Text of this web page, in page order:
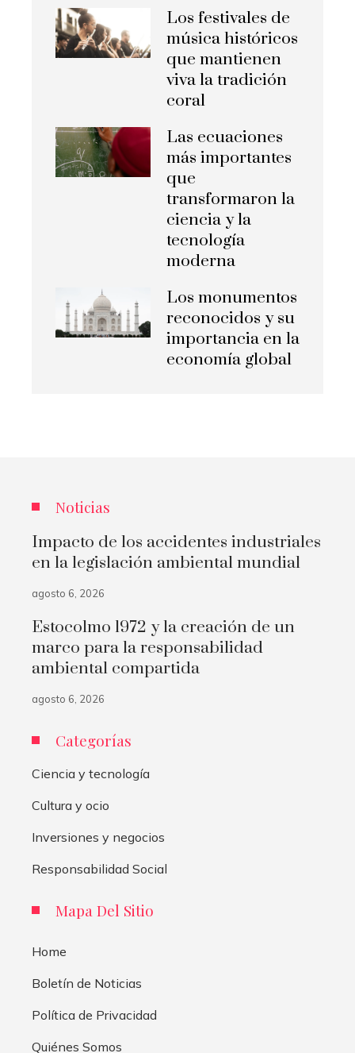
Los festivales de
música históricos
que mantienen
viva la tradición
coral
Las ecuaciones
más importantes
que
transformaron la
ciencia y la
tecnología
moderna
Los monumentos
reconocidos y su
importancia en la
economía global
Noticias
Impacto de los accidentes industriales
en la legislación ambiental mundial
agosto 6, 2026
Estocolmo 1972 y la creación de un
marco para la responsabilidad
ambiental compartida
agosto 6, 2026
Categorías
Ciencia y tecnología
Cultura y ocio
Inversiones y negocios
Responsabilidad Social
Mapa Del Sitio
Home
Boletín de Noticias
Política de Privacidad
Quiénes Somos